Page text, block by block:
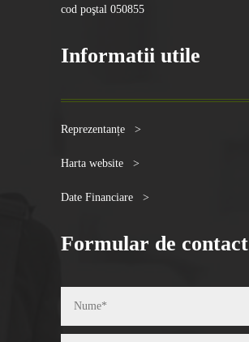
cod poştal 050855
Informatii utile
Reprezentanțe >
Harta website >
Date Financiare >
Formular de contact